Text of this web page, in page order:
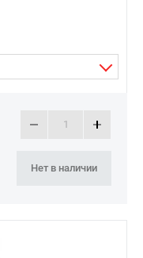
Нет в наличии